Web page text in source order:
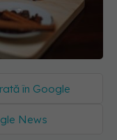
în Google
News